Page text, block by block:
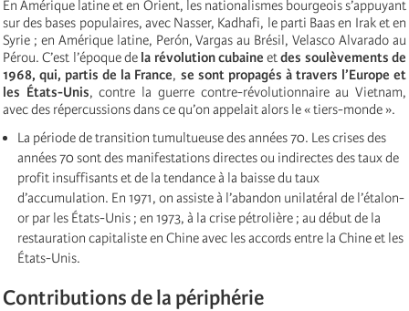
En Amérique latine et en Orient, les nationalismes bourgeois s’appuyant
sur des bases populaires, avec Nasser, Kadhafi, le parti Baas en Irak et en
Syrie ; en Amérique latine, Perón, Vargas au Brésil, Velasco Alvarado au
Pérou. C’est l’époque de la révolution cubaineetdes soulèvements de
1968, qui, partis de la France, se sont propagés à travers l’Europe et
les États-Unis, contre la guerre contre-révolutionnaire au Vietnam,
avec des répercussions dans ce qu’on appelait alors le « tiers-monde ».
La période de transition tumultueuse des années 70. Les crises des
années 70 sont des manifestations directes ou indirectes des taux de
profit insuffisants et de la tendance à la baisse du taux
d’accumulation. En 1971, on assiste à l’abandon unilatéral de l’étalon-
or par les États-Unis ; en 1973, à la crise pétrolière ; au début de la
restauration capitaliste en Chine avec les accords entre la Chine et les
États-Unis.
Contributions de la périphérie